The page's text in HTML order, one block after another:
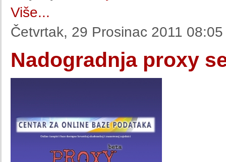
Više...
Četvrtak, 29 Prosinac 2011 08:05
Nadogradnja proxy